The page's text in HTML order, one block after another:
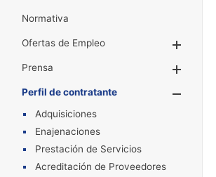
Normativa
Ofertas de Empleo
Prensa
Perfil de contratante
Adquisiciones
Enajenaciones
Prestación de Servicios
Acreditación de Proveedores